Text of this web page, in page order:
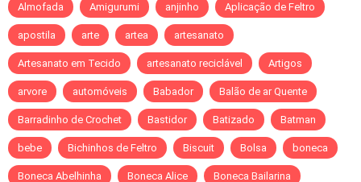
Almofada Amigurumi anjinho Aplicação de Feltro
apostila arte artea artesanato
Artesanato em Tecido artesanato reciclável Artigos
arvore automóveis Babador Balão de ar Quente
Barradinho de Crochet Bastidor Batizado Batman
bebe Bichinhos de Feltro Biscuit Bolsa boneca
Boneca Abelhinha Boneca Alice Boneca Bailarina